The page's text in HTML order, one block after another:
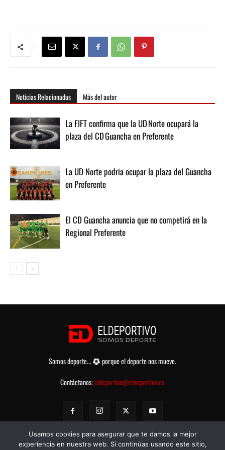
Noticias Relacionadas Más del autor
La FIFT confirma que la UD Norte ocupará la
plaza del CD Guancha en Preferente
La UD Norte podria ocupar la plaza del Guancha
en Preferente
El CD Guancha anuncia que no competirá en la
Regional Preferente
Somos deporte...
porque el deporte nos mueve.
Contáctanos:eldeportivo@eldeportivo.es
Usamos cookies para asegurar que te damos la mejor
experiencia en nuestra web. Si continúas usando este sitio,